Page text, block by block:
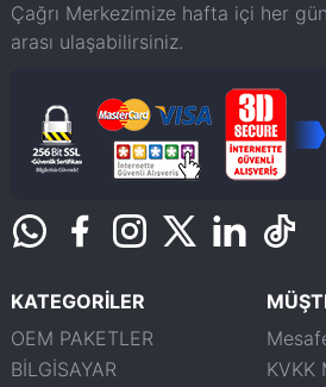
Çağrı Merkezimize hafta içi her
arası ulaşabilirsiniz.
KATEGORİLER
OEM PAKETLER
BİLGİSAYAR
KVKK